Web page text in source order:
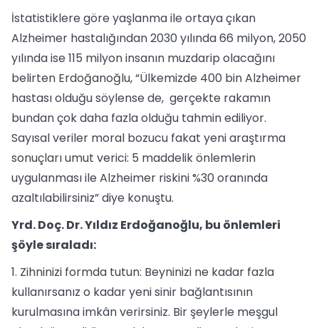
İstatistiklere göre yaşlanma ile ortaya çıkan
Alzheimer hastalığından 2030 yılında 66 milyon, 2050
yılında ise 115 milyon insanın muzdarip olacağını
belirten Erdoğanoğlu, “Ülkemizde 400 bin Alzheimer
hastası olduğu söylense de, gerçekte rakamın
bundan çok daha fazla olduğu tahmin ediliyor.
Sayısal veriler moral bozucu fakat yeni araştırma
sonuçları umut verici: 5 maddelik önlemlerin
uygulanması ile Alzheimer riskini %30 oranında
azaltılabilirsiniz” diye konuştu.
Yrd. Doç. Dr. Yıldız Erdoğanoğlu, bu önlemleri
şöyle sıraladı:
1. Zihninizi formda tutun: Beyninizi ne kadar fazla
kullanırsanız o kadar yeni sinir bağlantısının
kurulmasına imkân verirsiniz. Bir şeylerle meşgul